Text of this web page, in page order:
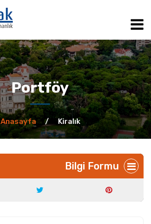
ANASAYFA
HAKKIMIZDA
KİRALIK
SATILIK
MÜŞTERİLERİMİZ
Portföy
Anasayfa / Kiralık
Bilgi Formu